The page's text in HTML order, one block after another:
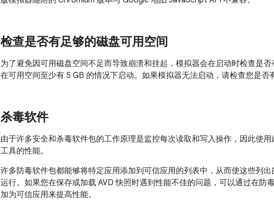
检查是否有足够的磁盘可用空间
为了避免因可用磁盘空间不足而导致崩溃和挂起，模拟器会在启动时检查是
在可用空间至少有 5 GB 的情况下启动。如果模拟器无法启动，请检查您是否
杀毒软件
由于许多安全和杀毒软件包的工作原理是监控每次读取和写入操作，因此使
工具的性能。
许多防毒软件包都能够将特定应用添加到可信应用的列表中，从而使这些列
运行。如果您在保存或加载 AVD 快照时遇到性能不佳的问题，可以通过在防
加为可信应用来提高性能。